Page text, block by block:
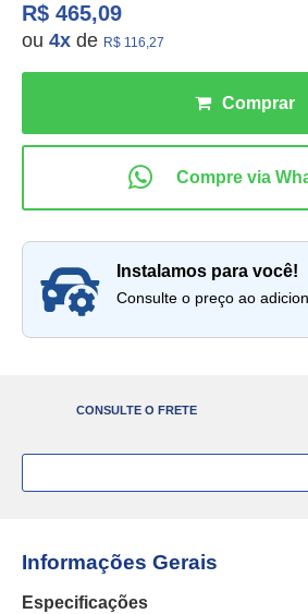
R$ 465,09
ou 4x de R$ 116,27
instalamos para você!
Consulte o preço ao
CONSULTE O FRETE
Informações Gerais
Especificações